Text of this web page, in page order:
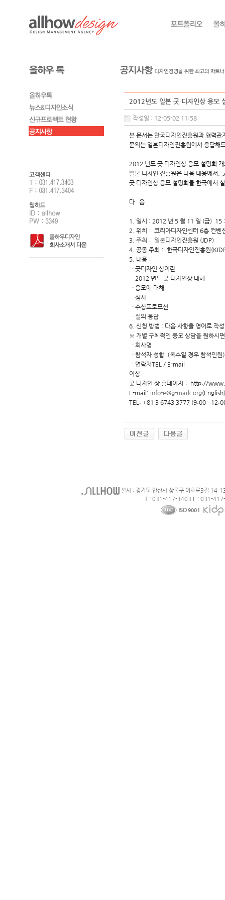
2012년도 일본 굿 디자인상 응모
작성일 : 12-05-02 11:58
본 문서는 한국디자인진흥원과 협력
문의는 일본디자인진흥원에서 응답해
2012 년도 굿 디자인상 응모 설명회 개
일본 디자인 진흥원은 다음 내용에서,
굿 디자인상 응모 설명회를 한국에서
다 음
1. 일시 : 2012 년 5 월 11 일 (금)
2. 위치： 코리아디자인센터 6층 컨벤
3. 주최： 일본디자인진흥원 (JDP)
4. 공동 주최： 한국디자인진흥원
5. 내용：
・ 굿디자인 상이란
・ 2012 년도 굿 디자인상 대해
・ 응모에 대해
・ 심사
・ 수상프로모션
・ 질의 응답
6. 신청 방법 : 다음 사항을 영어로 작
※ 개별 구체적인 응모 상담을 원하시
・ 회사명
・ 참석자 성함（복수일 경우 참석인원
・ 연락처TEL／E-mail
이상
굿 디자인 상 홈페이지： http://
E-mail: info-e@g-mark.org(English)
TEL: +81 3 6743 3777 (9:00 -
본사 : 경기도 안산사 상록구 이호로3길 14-
T : 031-417-3403 F : 031-